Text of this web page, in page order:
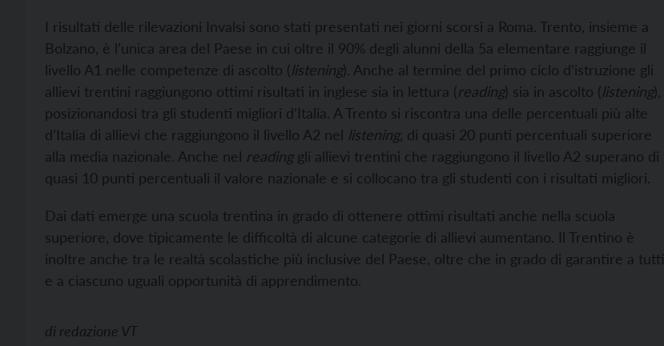
I risultati delle rilevazioni Invalsi sono stati presentati nei giorni scorsi a Roma. Trento, insieme a
Bolzano, è l’unica area del Paese in cui oltre il 90% degli alunni della 5a elementare raggiunge il
livello A1 nelle competenze di ascolto (listening). Anche al termine del primo ciclo d’istruzione gli
allievi trentini raggiungono ottimi risultati in inglese sia in lettura (reading) sia in ascolto (listening),
posizionandosi tra gli studenti migliori d’Italia. A Trento si riscontra una delle percentuali più alte
d’Italia di allievi che raggiungono il livello A2 nel listening , di quasi 20 punti percentuali superiore
alla media nazionale. Anche nel reading gli allievi trentini che raggiungono il livello A2 superano di
quasi 10 punti percentuali il valore nazionale e si collocano tra gli studenti con i risultati migliori.
Dai dati emerge una scuola trentina in grado di ottenere ottimi risultati anche nella scuola
superiore, dove tipicamente le difficoltà di alcune categorie di allievi aumentano. Il Trentino è
inoltre anche tra le realtà scolastiche più inclusive del Paese, oltre che in grado di garantire a tutti
e a ciascuno uguali opportunità di apprendimento.
di redazione VT